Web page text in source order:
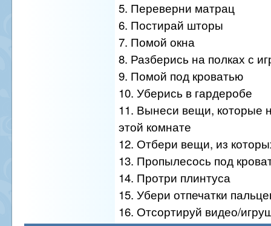
5. Переверни матрац
6. Постирай шторы
7. Помой окна
8. Разберись на полках с
9. Помой под кроватью
10. Уберись в гардеробе
11. Вынеси вещи, которые
этой комнате
12. Отбери вещи, из
13. Пропылесось под
14. Протри плинтуса
15. Убери отпечатки
16. Отсортируй видео/